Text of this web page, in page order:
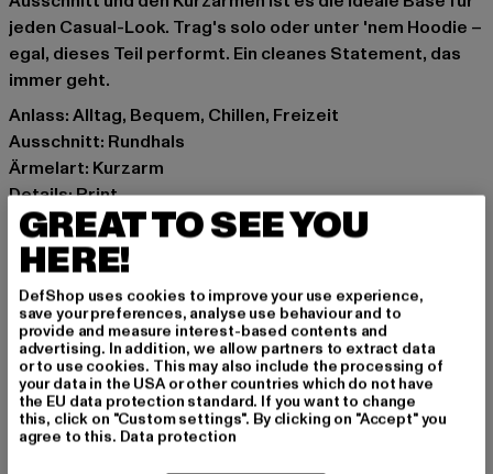
jeden Casual-Look. Trag's solo oder unter 'nem Hoodie –
egal, dieses Teil performt. Ein cleanes Statement, das
immer geht.
Anlass: Alltag, Bequem, Chillen, Freizeit
Ausschnitt: Rundhals
Ärmelart: Kurzarm
Details: Print
Schnitt: Regulär
Marke: Mister Tee
Kat.: T-Shirts
Farbe: schwarz
Hersteller Farbe: black
Materialzusammensetzung: 100% Baumwolle
Art.Nr: MT1578-00007
Hersteller: TB International GmbH |info@tbint.de
GREAT TO SEE YOU
HERE!
DefShop uses cookies to improve your use experience,
save your preferences, analyse use behaviour and to
provide and measure interest-based contents and
advertising. In addition, we allow partners to extract data
or to use cookies. This may also include the processing of
your data in the USA or other countries which do not have
the EU data protection standard. If you want to change
this, click on "Custom settings". By clicking on "Accept" you
agree to this. Data protection